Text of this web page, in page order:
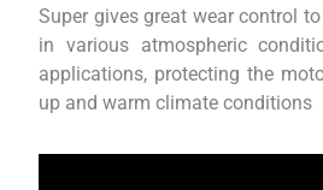
Super gives great wear control
in various atmospheric
applications, protecting the
up and warm climate conditions